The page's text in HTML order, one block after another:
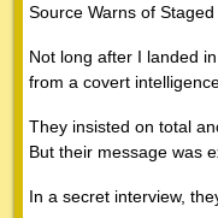
Source Warns of
Not long after I landed
from a covert
They insisted on total
But their message was
In a secret interview,